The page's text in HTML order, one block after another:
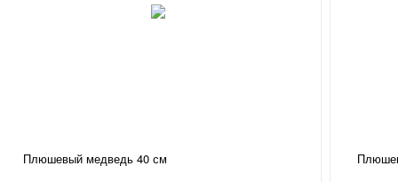
Плюшевый медведь 40 см